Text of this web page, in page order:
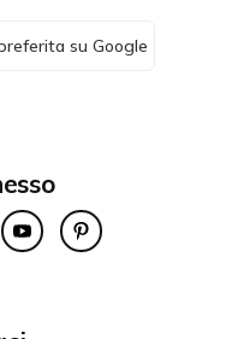
su Google